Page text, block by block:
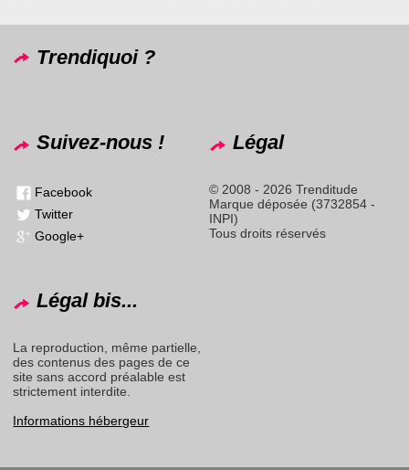
Trendiquoi ?
Suivez-nous !
Facebook
Twitter
Google+
Légal
© 2008 - 2026 Trenditude
Marque déposée (3732854 -
INPI)
Tous droits réservés
Légal bis...
La reproduction, même partielle,
des contenus des pages de ce
site sans accord préalable est
strictement interdite.
Informations hébergeur